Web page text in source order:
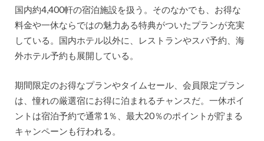
国内約4,400軒の宿泊施設を扱う。そのなかでも、お得な
料金や一休ならではの魅力ある特典がついたプランが充実
している。国内ホテル以外に、レストランやスパ予約、海
外ホテル予約も展開している。
期間限定のお得なプランやタイムセール、会員限定プラン
は、憧れの厳選宿にお得に泊まれるチャンスだ。一休ポイ
ントは宿泊予約で通常1％、最大20％のポイントが貯まる
キャンペーンも行われる。